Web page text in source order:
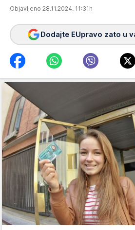
Objavljeno 28.11.2024. 11:31h
Dodajte EUpravo zato u